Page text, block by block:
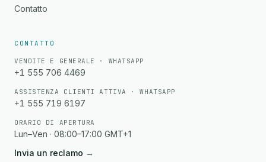
Contatto
CONTATTO
VENDITE E GENERALE · WHATSAPP
+1 555 706 4469
ASSISTENZA CLIENTI ATTIVA · WHATSAPP
+1 555 719 6197
ORARIO DI APERTURA
Lun–Ven · 08:00–17:00 GMT+1
Invia un reclamo →